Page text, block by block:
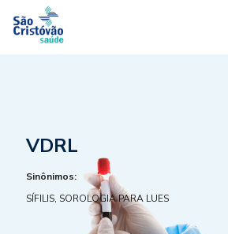
VDRL
Sinônimos:
SÍFILIS, SOROLOGIA PARA LUES